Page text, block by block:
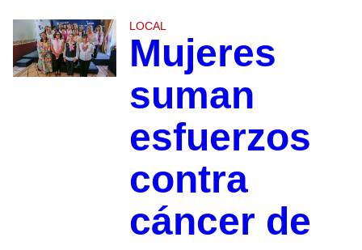
LOCAL
Mujeres
suman
esfuerzos
contra
cáncer de